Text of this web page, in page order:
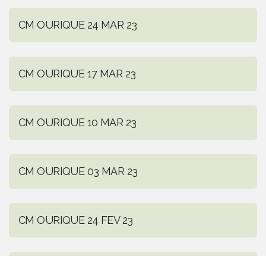
CM OURIQUE 24 MAR 23
CM OURIQUE 17 MAR 23
CM OURIQUE 10 MAR 23
CM OURIQUE 03 MAR 23
CM OURIQUE 24 FEV 23